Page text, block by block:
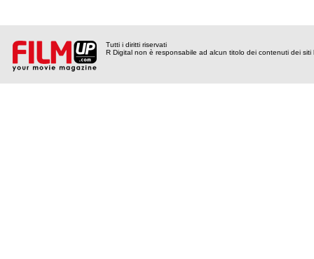
Tutti i diritti riservati
R Digital non è responsabile ad alcun titolo dei contenuti dei siti